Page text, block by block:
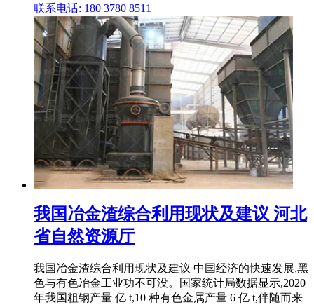
联系电话: 180 3780 8511
我国冶金渣综合利用现状及建议 河北
省自然资源厅
我国冶金渣综合利用现状及建议 中国经济的快速发展,黑
色与有色冶金工业功不可没。国家统计局数据显示,2020
年我国粗钢产量 亿 t,10 种有色金属产量 6 亿 t,伴随而来